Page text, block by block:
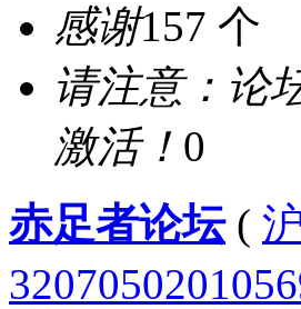
感谢157 个
请注意：论
激活！ 0
赤足者论坛(